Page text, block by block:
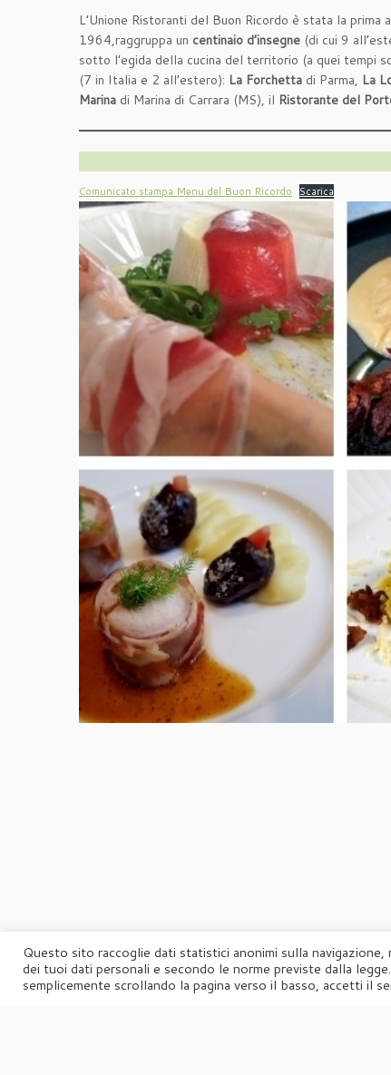
L’Unione Ristoranti del Buon Ricordo è stata la
1964,raggruppa un centinaio d’insegne (di cui 9
sotto l’egida della cucina del territorio (a quei tempi
(7 in Italia e 2 all’estero): La Forchetta di Parma, La
Marina di Marina di Carrara (MS), il Ristorante del
Comunicato stampa Menu del Buon Ricordo Scarica
Questo sito raccoglie dati statistici anonimi sulla
dei tuoi dati personali e secondo le norme previste dalla
semplicemente scrollando la pagina verso il basso, accetti il